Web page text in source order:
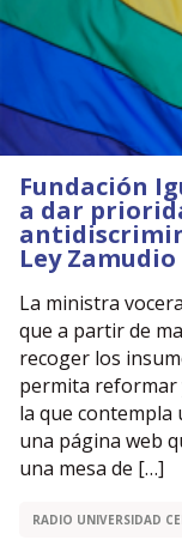
Fundación
a dar
Ley Zamudio
La ministra
que a partir de
recoger los
permita reformar
la que contempla
una página web
una mesa de […]
RADIO UNIVERSIDAD